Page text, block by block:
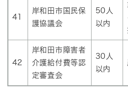
41
岸和田市国民保
護協議会
50人
以内
42
岸和田市障害者
介護給付費等認
定審査会
30人
以内